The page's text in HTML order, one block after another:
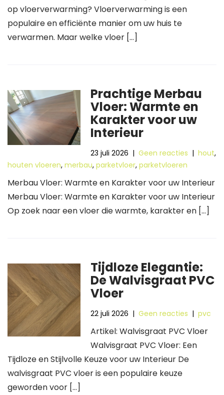
op vloerverwarming? Vloerverwarming is een
populaire en efficiënte manier om uw huis te
verwarmen. Maar welke vloer […]
Prachtige Merbau
Vloer: Warmte en
Karakter voor uw
Interieur
23 juli 2026 |Geen reacties |hout,
houten vloeren, merbau, parketvloer, parketvloeren
Merbau Vloer: Warmte en Karakter voor uw Interieur
Merbau Vloer: Warmte en Karakter voor uw Interieur
Op zoek naar een vloer die warmte, karakter en […]
Tijdloze Elegantie:
De Walvisgraat PVC
Vloer
22 juli 2026 |Geen reacties |pvc
Artikel: Walvisgraat PVC Vloer
Walvisgraat PVC Vloer: Een
Tijdloze en Stijlvolle Keuze voor uw Interieur De
walvisgraat PVC vloer is een populaire keuze
geworden voor […]